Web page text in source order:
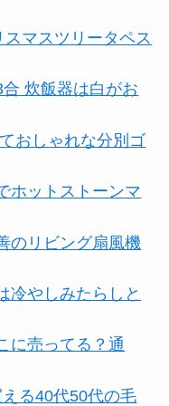
マスツリータペス
炊飯器は白がお
おしゃれな分別ゴ
ホットストーンマ
のリビング扇風機
冷やしみたらしと
に売ってる？通
る40代50代の毛